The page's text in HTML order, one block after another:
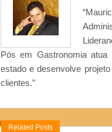
Pós em Gastronomia atua
estado e desenvolve
clientes.”
Related Posts